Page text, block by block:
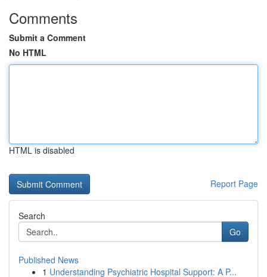
Comments
Submit a Comment
No HTML
HTML is disabled
Report Page
Search
Go
Published News
1 Understanding Psychiatric Hospital Support: A P...